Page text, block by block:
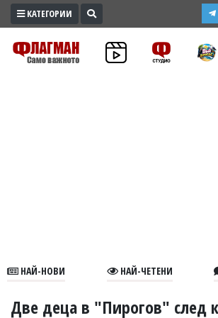
ПРОМО
ЗОНА
КАТЕГОРИИ
НАЙ-НОВИ НАЙ-ЧЕТЕНИ
Две деца в "Пирогов" след